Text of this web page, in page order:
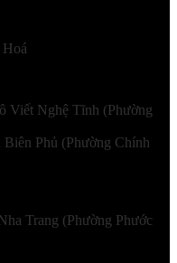
Viết Nghệ Tĩnh (Phường
Phủ (Phường Chính
Trang (Phường Phước